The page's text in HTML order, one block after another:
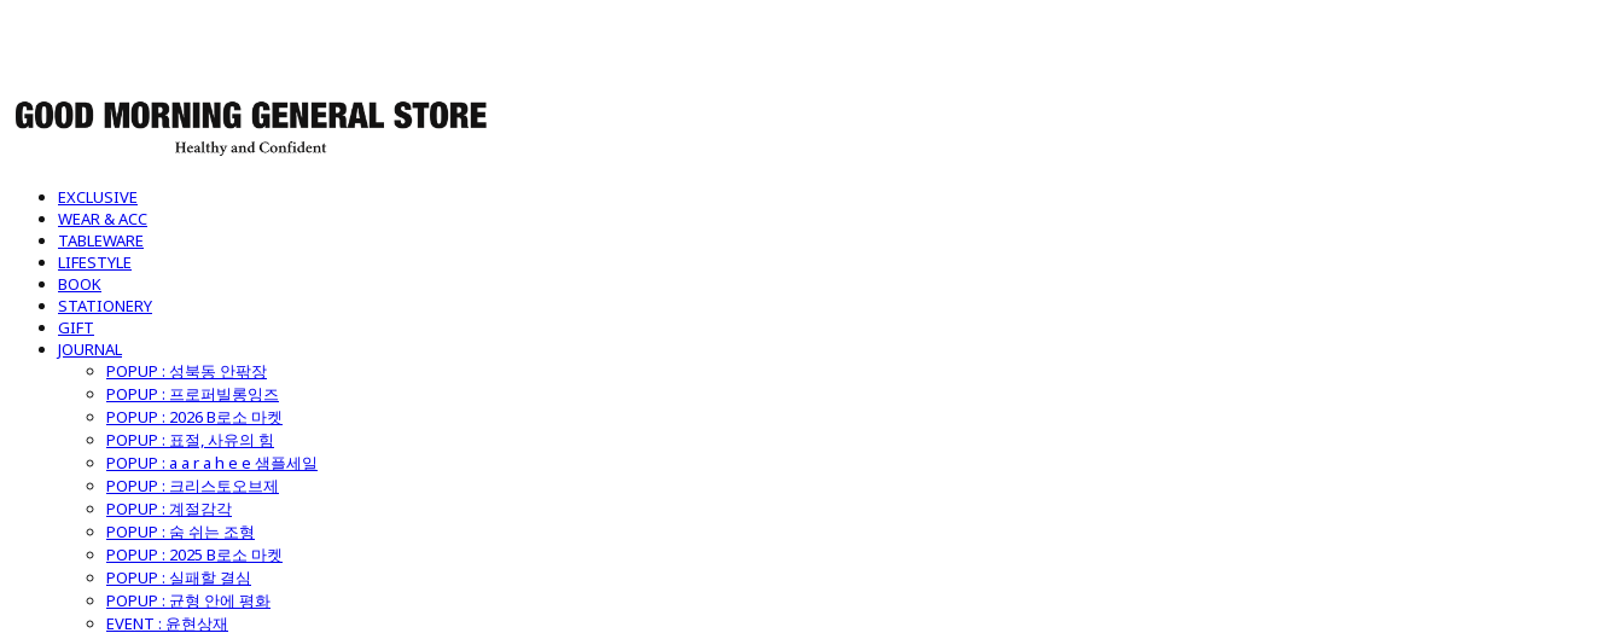
EXCLUSIVE
WEAR & ACC
TABLEWARE
LIFESTYLE
BOOK
STATIONERY
GIFT
JOURNAL
POPUP : 성북동 안팎장
POPUP : 프로퍼빌롱잉즈
POPUP : 2026 B로소 마켓
POPUP : 표절, 사유의 힘
POPUP : a a r a h e e 샘플세일
POPUP : 크리스토오브제
POPUP : 계절감각
POPUP : 숨 쉬는 조형
POPUP : 2025 B로소 마켓
POPUP : 실패할 결심
POPUP : 균형 안에 평화
EVENT : 윤현상재